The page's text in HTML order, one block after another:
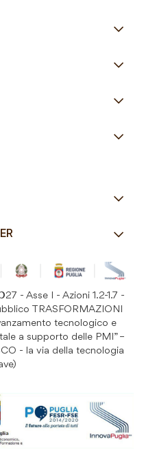
- Asse I - Azioni 1.2-1.7 -
TRASFORMAZIONI
tecnologico e
a supporto delle PMI” –
- la via della tecnologia